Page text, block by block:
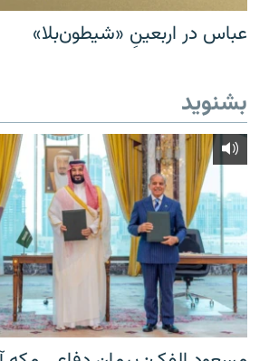
عباس در اربعینِ «شیطون‌بلا»
بشنوید